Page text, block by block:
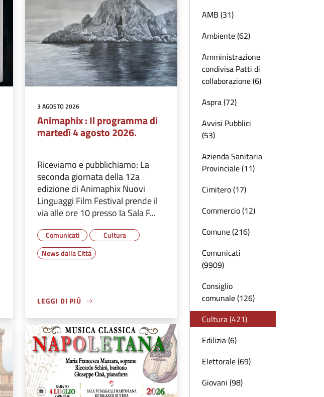
3 AGOSTO 2026
Animaphix : Il programma di
martedì 4 agosto 2026.
Riceviamo e pubblichiamo: La
seconda giornata della 12a
edizione di Animaphix Nuovi
Linguaggi Film Festival prende il
via alle ore 10 presso la Sala F...
Comunicati
Cultura
News dalla Città
LEGGI DI PIÙ
AMB (31)
Ambiente (62)
Amministrazione
condivisa Patti di
collaborazione (6)
Aspra (72)
Avvisi Pubblici
(53)
Azienda Sanitaria
Provinciale (11)
Cimitero (17)
Commercio (12)
Comune (216)
Comunicati
(9909)
Consiglio
comunale (126)
Cultura (421)
Edilizia (6)
Elettorale (69)
Giovani (98)